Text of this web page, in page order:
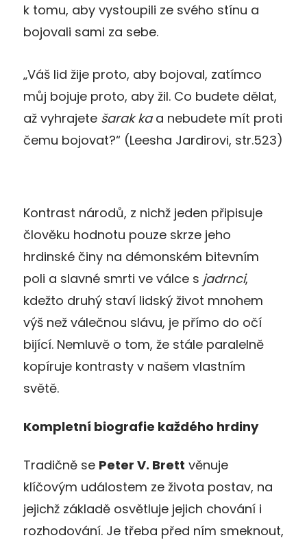
k tomu, aby vystoupili ze svého stínu a
bojovali sami za sebe.
„Váš lid žije proto, aby bojoval, zatímco
můj bojuje proto, aby žil. Co budete dělat,
až vyhrajete šarak kaa nebudete mít proti
čemu bojovat?“ (Leesha Jardirovi, str.523)
Kontrast národů, z nichž jeden připisuje
člověku hodnotu pouze skrze jeho
hrdinské činy na démonském bitevním
poli a slavné smrti ve válce s jadrnci,
kdežto druhý staví lidský život mnohem
výš než válečnou slávu, je přímo do očí
bijící. Nemluvě o tom, že stále paralelně
kopíruje kontrasty v našem vlastním
světě.
Kompletní biografie každého hrdiny
Tradičně se Peter V. Brett věnuje
klíčovým událostem ze života postav, na
jejichž základě osvětluje jejich chování i
rozhodování. Je třeba před ním smeknout,